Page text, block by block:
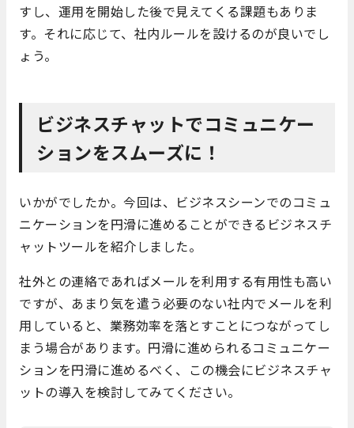
すし、運用を開始した後で見えてくる課題もありま
す。それに応じて、社内ルールを設けるのが良いでし
ょう。
ビジネスチャットでコミュニケー
ションをスムーズに！
いかがでしたか。今回は、ビジネスシーンでのコミュ
ニケーションを円滑に進めることができるビジネスチ
ャットツールを紹介しました。
社外との連絡であればメールを利用する有用性も高い
ですが、あまり気を遣う必要のない社内でメールを利
用していると、業務効率を落とすことにつながってし
まう場合があります。円滑に進められるコミュニケー
ションを円滑に進めるべく、この機会にビジネスチャ
ットの導入を検討してみてください。